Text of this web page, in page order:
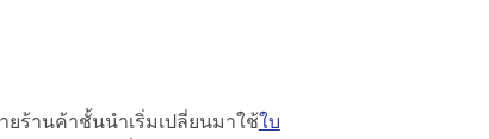
ร้านค้าชั้นนำเริ่มเปลี่ยนมาใช้ใบ